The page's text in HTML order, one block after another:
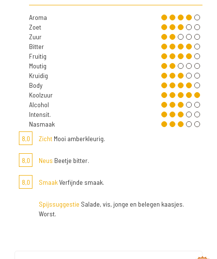
Aroma
Zoet
Zuur
Bitter
Fruitig
Moutig
Kruidig
Body
Koolzuur
Alcohol
Intensit.
Nasmaak
8,0
Zicht Mooi amberkleurig.
8,0 Neus Beetje bitter.
8,0 SmaakVerfijnde smaak.
Spijssuggestie Salade, vis, jonge en belegen kaasjes.
Worst.